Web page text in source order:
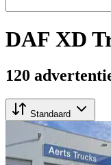
DAF XD
120
Standaard